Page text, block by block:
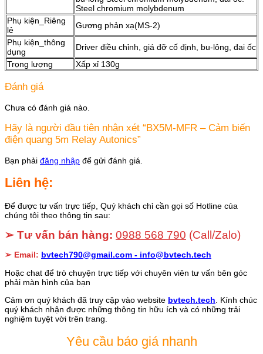
Steel chromium molybdenum
Phụ kiện_Riêng
lẻ
Gương phản xạ(MS-2)
Phụ kiện_thông
dụng
Driver điều chỉnh, giá đỡ cố định, bu-lông, đai ốc
Trọng lượng
Xấp xỉ 130g
Đánh giá
Chưa có đánh giá nào.
Hãy là người đầu tiên nhận xét “BX5M-MFR – Cảm biến
điện quang 5m Relay Autonics”
Bạn phải đăng nhập để gửi đánh giá.
Liên hệ:
Để được tư vấn trực tiếp, Quý khách chỉ cần gọi số Hotline của
chúng tôi theo thông tin sau:
➢ Tư vấn bán hàng: 0988 568 790 (Call/Zalo)
➢ Email: bvtech790@gmail.com - info@bvtech.tech
Hoặc chat để trò chuyện trực tiếp với chuyên viên tư vấn bên góc
phải màn hình của bạn
Cảm ơn quý khách đã truy cập vào website bvtech.tech . Kính chúc
quý khách nhận được những thông tin hữu ích và có những trải
nghiệm tuyệt vời trên trang.
Yêu cầu báo giá nhanh